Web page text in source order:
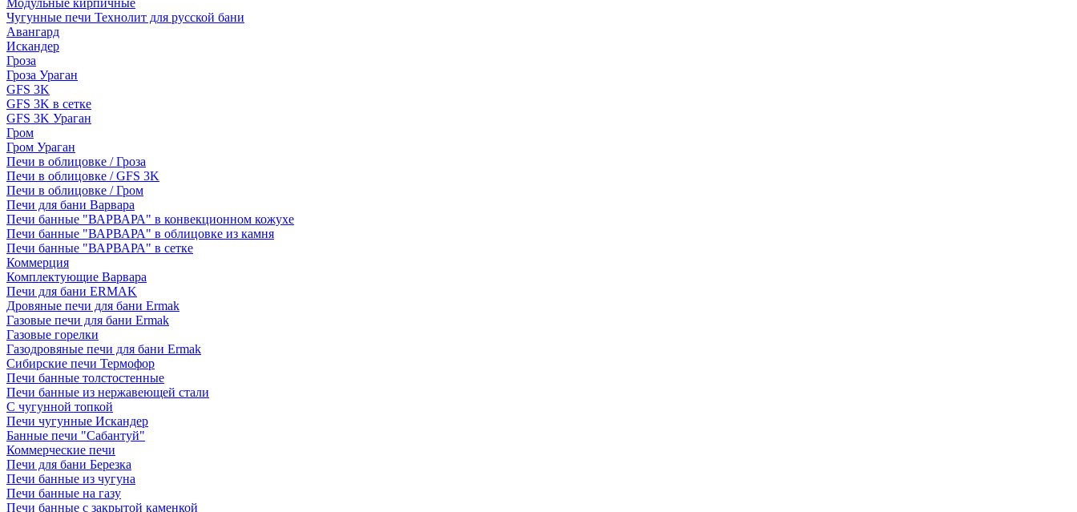
Модульные кирпичные
Чугунные печи Технолит для русской бани
Авангард
Искандер
Гроза
Гроза Ураган
GFS 3K
GFS 3K в сетке
GFS 3K Ураган
Гром
Гром Ураган
Печи в облицовке / Гроза
Печи в облицовке / GFS 3K
Печи в облицовке / Гром
Печи для бани Варвара
Печи банные "ВАРВАРА" в конвекционном кожухе
Печи банные "ВАРВАРА" в облицовке из камня
Печи банные "ВАРВАРА" в сетке
Коммерция
Комплектующие Варвара
Печи для бани ERMAK
Дровяные печи для бани Ermak
Газовые печи для бани Ermak
Газовые горелки
Газодровяные печи для бани Ermak
Сибирские печи Термофор
Печи банные толстостенные
Печи банные из нержавеющей стали
С чугунной топкой
Печи чугунные Искандер
Банные печи "Сабантуй"
Коммерческие печи
Печи для бани Березка
Печи банные из чугуна
Печи банные на газу
Печи банные с закрытой каменкой